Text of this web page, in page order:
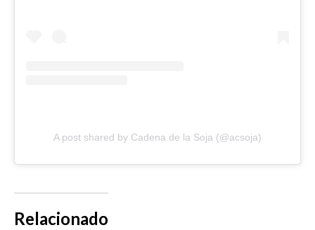
A post shared by Cadena de la Soja (@acsoja)
Relacionado